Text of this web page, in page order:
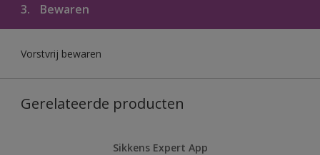
3. Bewaren
Vorstvrij bewaren
Gerelateerde producten
Sikkens Expert App